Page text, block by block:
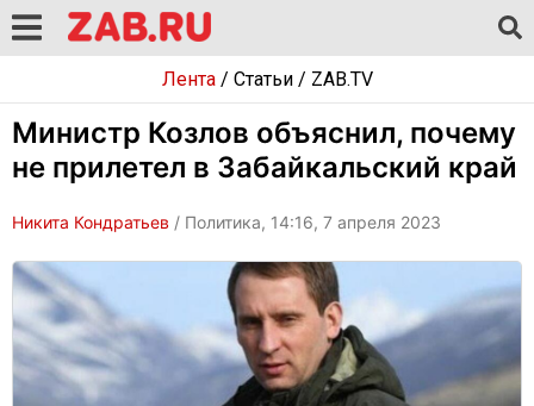
Лента/ Статьи/ ZAB.TV
Министр Козлов объяснил, почему
не прилетел в Забайкальский край
Никита Кондратьев / Политика, 14:16, 7 апреля 2023